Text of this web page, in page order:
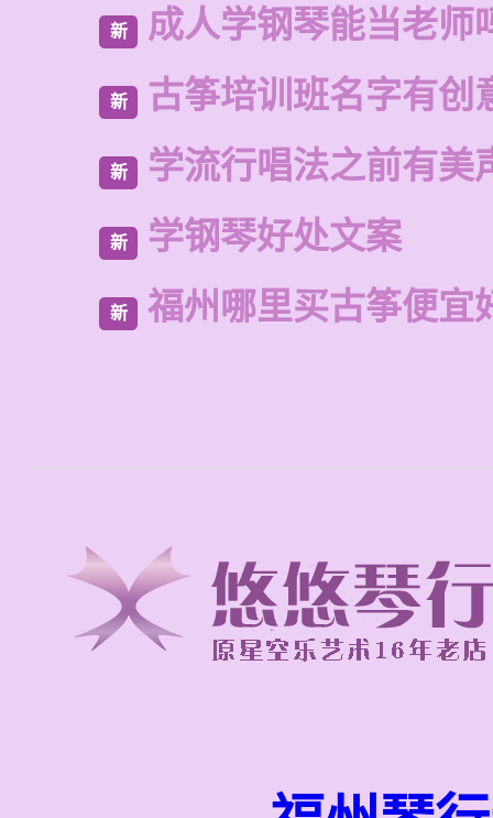
新 成人学钢琴能当老师
新 古筝培训班名字有创
新 学流行唱法之前有美
新 学钢琴好处文案
新 福州哪里买古筝便宜